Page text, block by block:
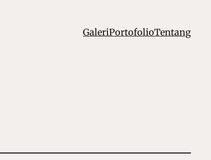
GaleriPortofolioTentang